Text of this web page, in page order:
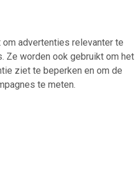
advertenties relevanter te
Ze worden ook gebruikt om het
ziet te beperken en om de
te meten.